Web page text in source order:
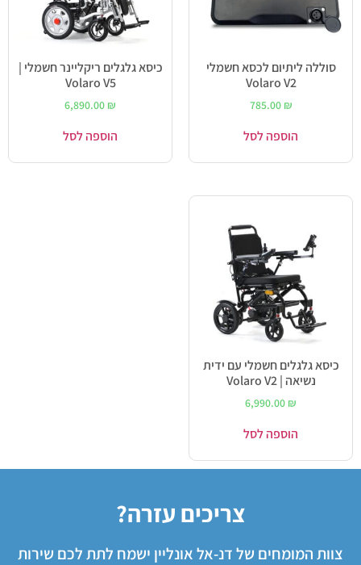
סוללה ליתיום לכסא חשמלי
Volaro V2
785.00 ₪
הוספה לסל
כיסא גלגלים ריקליינר חשמלי |
Volaro V5
6,890.00 ₪
הוספה לסל
כיסא גלגלים חשמלי עם ידית
נשיאה | Volaro V2
6,990.00 ₪
הוספה לסל
צריכים עזרה?
צוות המומחים של דנ-אל אונליין ישמח לתת לכם שירות